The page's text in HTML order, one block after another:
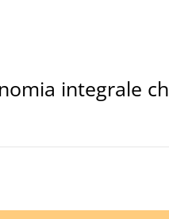
integrale